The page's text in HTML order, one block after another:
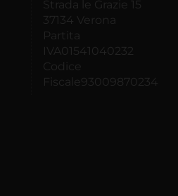
Strada le Grazie 15
37134 Verona
Partita
IVA01541040232
Codice
Fiscale93009870234